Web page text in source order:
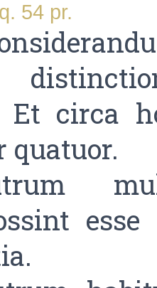
54 pr.
Et circa
quatuor.
esse